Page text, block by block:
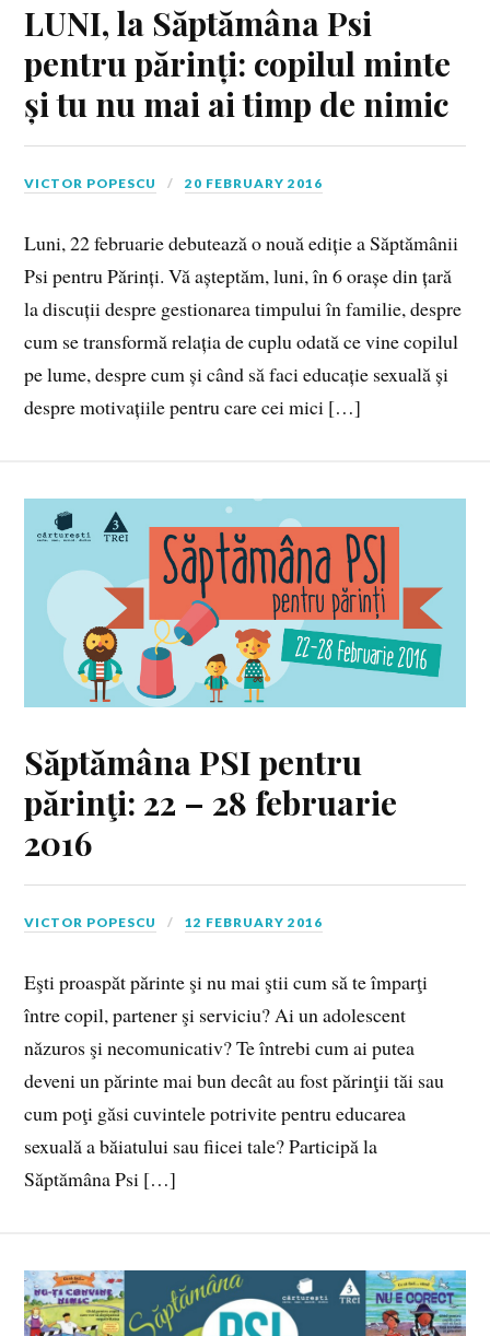
LUNI, la Săptămâna Psi
pentru părinți: copilul minte
și tu nu mai ai timp de nimic
VICTOR POPESCU 20 FEBRUARY 2016
Luni, 22 februarie debutează o nouă ediție a Săptămânii
Psi pentru Părinți. Vă așteptăm, luni, în 6 orașe din țară
la discuții despre gestionarea timpului în familie, despre
cum se transformă relația de cuplu odată ce vine copilul
pe lume, despre cum și când să faci educație sexuală și
despre motivațiile pentru care cei mici […]
Săptămâna PSI pentru
părinţi: 22 – 28 februarie
2016
VICTOR POPESCU 12 FEBRUARY 2016
Eşti proaspăt părinte şi nu mai ştii cum să te împarţi
între copil, partener şi serviciu? Ai un adolescent
năzuros şi necomunicativ? Te întrebi cum ai putea
deveni un părinte mai bun decât au fost părinţii tăi sau
cum poţi găsi cuvintele potrivite pentru educarea
sexuală a băiatului sau fiicei tale? Participă la
Săptămâna Psi […]